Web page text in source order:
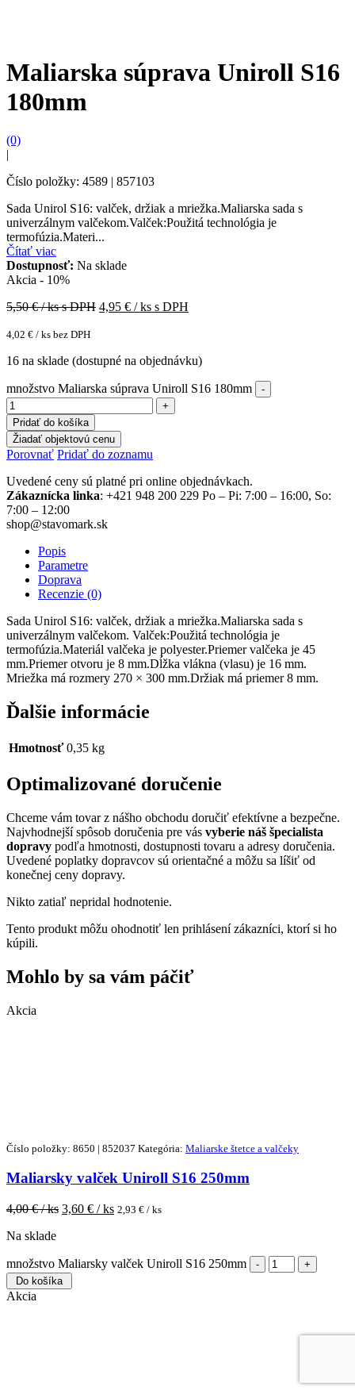
Maliarska súprava Uniroll S16
180mm
(0)
|
Číslo položky: 4589 | 857103
Sada Unirol S16: valček, držiak a mriežka.Maliarska sada s
univerzálnym valčekom.Valček:Použitá technológia je
termofúzia.Materi...
Čítať viac
Dostupnosť: Na sklade
Akcia - 10%
5,50€ / ks s DPH 4,95 € / ks s DPH
4,02 € / ks bez DPH
16 na sklade (dostupné na objednávku)
množstvo Maliarska súprava Uniroll S16 180mm
Pridať do košíka
Žiadať objektovú cenu
Porovnať Pridať do zoznamu
Uvedené ceny sú platné pri online objednávkach.
Zákaznícka linka: +421 948 200 229 Po – Pi: 7:00 – 16:00, So:
7:00 – 12:00
shop@stavomark.sk
Popis
Parametre
Doprava
Recenzie (0)
Sada Unirol S16: valček, držiak a mriežka.Maliarska sada s
univerzálnym valčekom. Valček:Použitá technológia je
termofúzia.Materiál valčeka je polyester.Priemer valčeka je 45
mm.Priemer otvoru je 8 mm.Dĺžka vlákna (vlasu) je 16 mm.
Mriežka má rozmery 270 × 300 mm.Držiak má priemer 8 mm.
Ďalšie informácie
Hmotnosť 0,35 kg
Optimalizované doručenie
Chceme vám tovar z nášho obchodu doručiť efektívne a bezpečne.
Najvhodnejší spôsob doručenia pre vás vyberie náš špecialista
dopravy podľa hmotnosti, dostupnosti tovaru a adresy doručenia.
Uvedené poplatky dopravcov sú orientačné a môžu sa líšiť od
konečnej ceny dopravy.
Nikto zatiaľ nepridal hodnotenie.
Tento produkt môžu ohodnotiť len prihlásení zákazníci, ktorí si ho
kúpili.
Mohlo by sa vám páčiť
Akcia
Číslo položky: 8650 | 852037 Kategória: Maliarske štetce a valčeky
Maliarsky valček Uniroll S16 250mm
4,00€ / ks 3,60 € / ks 2,93 € / ks
Na sklade
množstvo Maliarsky valček Uniroll S16 250mm
Do košíka
Akcia